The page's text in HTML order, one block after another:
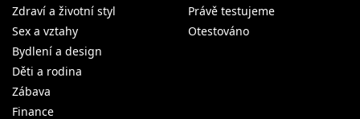
Zdraví a životní styl
Sex a vztahy
Bydlení a design
Děti a rodina
Zábava
Finance
Právě testujeme
Otestováno